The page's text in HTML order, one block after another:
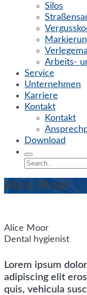
Silos
Arbeits-
Service
Unternehmen
Karriere
Kontakt
Kontakt
Download
Alice Moor
Alice Moor
Dental hygienist
Lorem ipsum
adipiscing elit
quis, vehicula